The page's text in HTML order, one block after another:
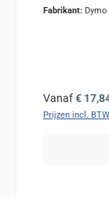
Fabrikant: Dymo
Normale prijs:
Vanaf€
Prijzen incl.